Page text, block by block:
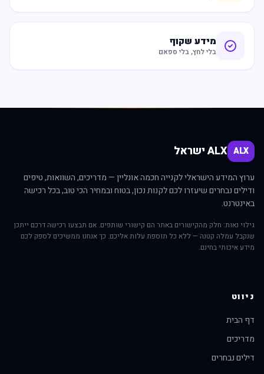
מידע שקוף
בלי לחץ, בלי ספאם
ALX ALX ישראל
ערוץ המידע הישראלי לקנייה חכמה אונליין — מדריכים, השוואות, טיפים
ודילים נבחרים שיעזרו לכם לקנות נכון, בטוח ובמחיר הכי טוב, בכל רכישה
באינטרנט.
גילוי נאות: חלק מהקישורים באתר הם קישורי שותפים. אם תבצעו רכישה דרכם ייתכן
שנקבל עמלה קטנה — ללא כל תוספת עלות אליכם. כך אנחנו ממשיכים לספק לכם
מידע איכותי בחינם.
ניווט
דף הבית
מדריכים
דילים נבחרים